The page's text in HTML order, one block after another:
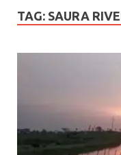
TAG: SAURA